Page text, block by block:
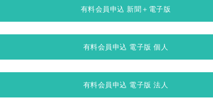
有料会員申込 新聞＋電子版
有料会員申込 電子版 個人
有料会員申込 電子版 法人